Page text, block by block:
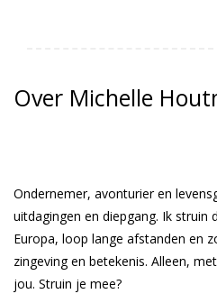
Over Michelle
Ondernemer, avonturier en
uitdagingen en diepgang. Ik
Europa, loop lange afstanden en
zingeving en betekenis. Alleen,
jou. Struin je mee?